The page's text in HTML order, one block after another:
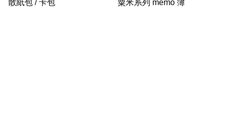
散紙包 / 卡包
粟米系列 memo 簿